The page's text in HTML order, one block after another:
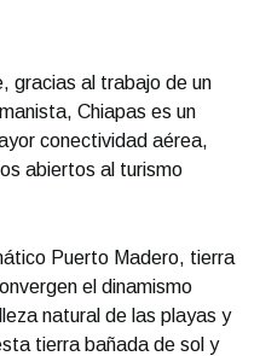
gracias al trabajo de un
Chiapas es un
conectividad aérea,
abiertos al turismo
Puerto Madero, tierra
el dinamismo
natural de las playas y
tierra bañada de sol y